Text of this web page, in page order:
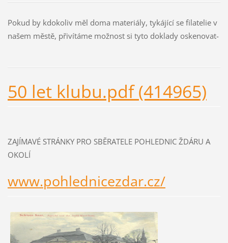
Pokud by kdokoliv měl doma materiály, tykájící se filatelie v
našem městě, přivítáme možnost si tyto doklady oskenovat-
50 let klubu.pdf (414965)
ZAJÍMAVÉ STRÁNKY PRO SBĚRATELE POHLEDNIC ŽDÁRU A
OKOLÍ
www.pohlednicezdar.cz/